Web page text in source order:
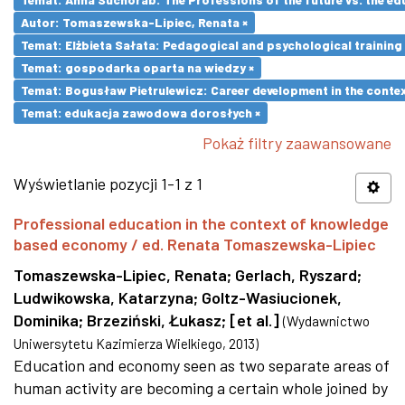
Autor: Tomaszewska-Lipiec, Renata ×
Temat: Elżbieta Sałata: Pedagogical and psychological
Temat: gospodarka oparta na wiedzy ×
Temat: Bogusław Pietrulewicz: Career development in the
Temat: edukacja zawodowa dorosłych ×
Pokaż filtry zaawansowane
Wyświetlanie pozycji 1-1 z 1
Professional education in the context of knowledge
based economy / ed. Renata Tomaszewska-Lipiec
Tomaszewska-Lipiec, Renata; Gerlach, Ryszard;
Ludwikowska, Katarzyna; Goltz-Wasiucionek,
Dominika; Brzeziński, Łukasz; [et al.] (Wydawnictwo
Uniwersytetu Kazimierza Wielkiego, 2013)
Education and economy seen as two separate areas of
human activity are becoming a certain whole joined by